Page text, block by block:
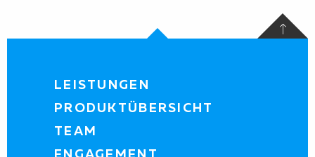
LEISTUNGEN
PRODUKTÜBERSICHT
TEAM